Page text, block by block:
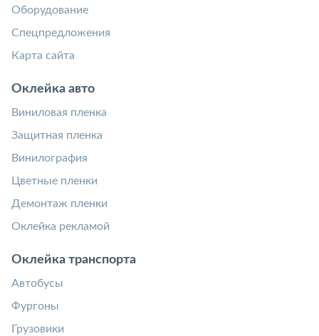
Оборудование
Спецпредложения
Карта сайта
Оклейка авто
Виниловая пленка
Защитная пленка
Винилография
Цветные пленки
Демонтаж пленки
Оклейка рекламой
Оклейка транспорта
Автобусы
Фургоны
Грузовики